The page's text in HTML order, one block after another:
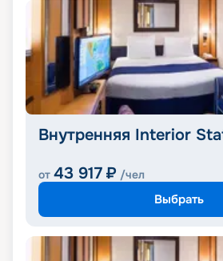
Внутренняя Interior
от 43 917 ₽ /чел
Выбрать